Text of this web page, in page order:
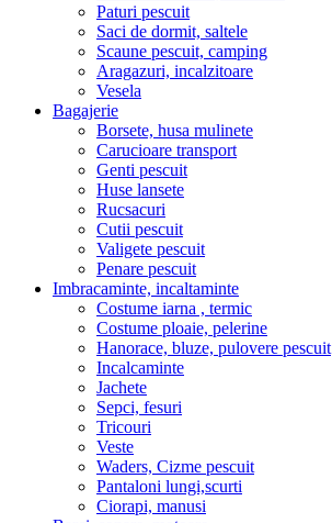
Paturi pescuit
Saci de dormit, saltele
Scaune pescuit, camping
Aragazuri, incalzitoare
Vesela
Bagajerie
Borsete, husa mulinete
Carucioare transport
Genti pescuit
Huse lansete
Rucsacuri
Cutii pescuit
Valigete pescuit
Penare pescuit
Imbracaminte, incaltaminte
Costume iarna , termic
Costume ploaie, pelerine
Hanorace, bluze, pulovere pescuit
Incalcaminte
Jachete
Sepci, fesuri
Tricouri
Veste
Waders, Cizme pescuit
Pantaloni lungi,scurti
Ciorapi, manusi